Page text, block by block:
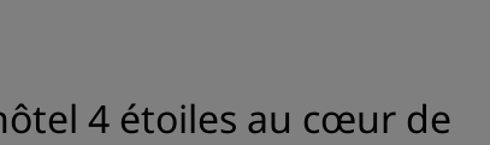
4 étoiles au cœur de